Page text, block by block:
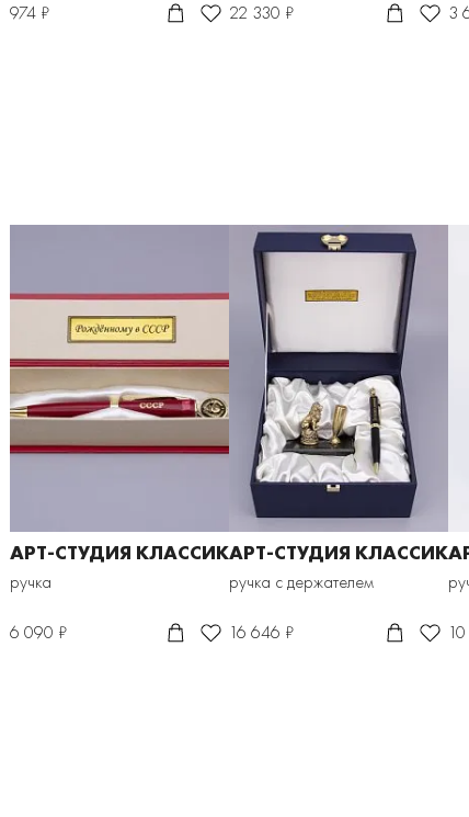
974 ₽ 22 330 ₽ 3
АРТ-СТУДИЯ КЛАССИК
ручка
6 090 ₽
АРТ-СТУДИЯ КЛАССИК
ручка с держателем
16 646 ₽